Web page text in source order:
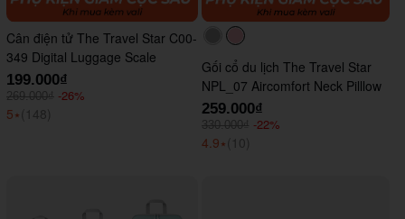
Cân điện tử The Travel Star C00-
349 Digital Luggage Scale
199.000₫
269.000₫ -26%
5⭑ (148)
#acacac
Gối cổ du lịch The Travel Star
NPL_07 Aircomfort Neck Pilllow
259.000₫
330.000₫ -22%
4.9⭑ (10)